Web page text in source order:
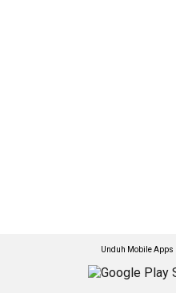
Unduh Mobile Apps